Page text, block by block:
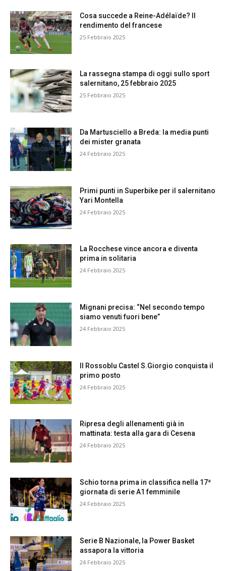
Cosa succede a Reine-Adélaïde? Il
rendimento del francese
25 Febbraio 2025
La rassegna stampa di oggi sullo sport
salernitano, 25 febbraio 2025
25 Febbraio 2025
Da Martusciello a Breda: la media punti
dei mister granata
24 Febbraio 2025
Primi punti in Superbike per il salernitano
Yari Montella
24 Febbraio 2025
La Rocchese vince ancora e diventa
prima in solitaria
24 Febbraio 2025
Mignani precisa: “Nel secondo tempo
siamo venuti fuori bene”
24 Febbraio 2025
Il Rossoblu Castel S.Giorgio conquista il
primo posto
24 Febbraio 2025
Ripresa degli allenamenti già in
mattinata: testa alla gara di Cesena
24 Febbraio 2025
Schio torna prima in classifica nella 17ª
giornata di serie A1 femminile
24 Febbraio 2025
Serie B Nazionale, la Power Basket
assapora la vittoria
24 Febbraio 2025